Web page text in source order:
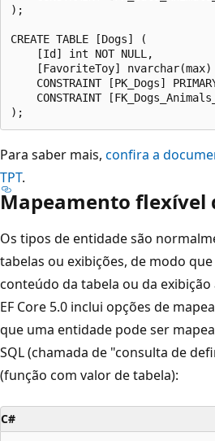
);
CREATE TABLE [Dogs] (
    [Id] int NOT NULL,
[FavoriteToy] nvarchar(max)
CONSTRAINT [PK_Dogs]
CONSTRAINT
Para saber mais, confira a
TPT.
Mapeamento flexível
Os tipos de entidade são
tabelas ou exibições, de modo que
conteúdo da tabela ou da
EF Core 5.0 inclui opções de
que uma entidade pode ser
SQL (chamada de "consulta de
(função com valor de tabela):
C#